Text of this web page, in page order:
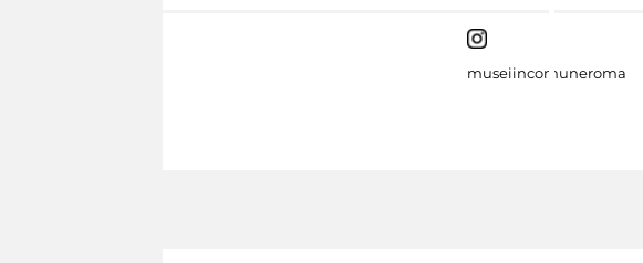
museiincomuneroma